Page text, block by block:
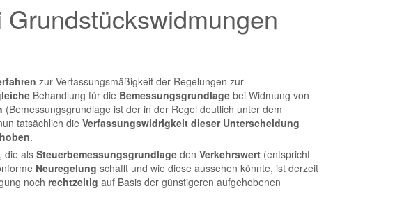
zur Verfassungsmäßigkeit der Regelungen zur
Behandlung für die Bemessungsgrundlage bei Widmung von
(Bemessungsgrundlage ist der in der Regel deutlich unter dem
tatsächlich die Verfassungswidrigkeit dieser Unterscheidung
.
die als Steuerbemessungsgrundlage den Verkehrswert (entspricht
Neuregelung schafft und wie diese aussehen könnte, ist derzeit
noch rechtzeitig auf Basis der günstigeren aufgehobenen